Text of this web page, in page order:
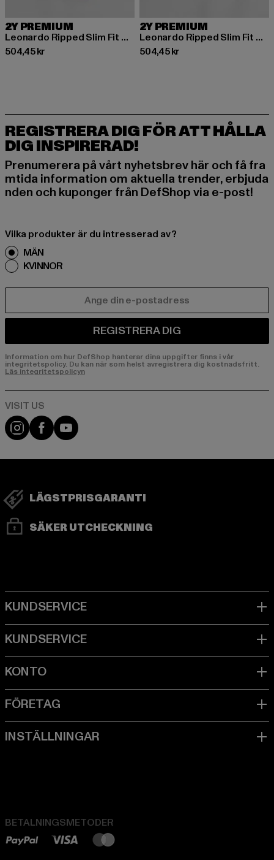
2Y PREMIUM
Leonardo Ripped Slim Fit Shorts
504,45 kr
Nuvarande pris: 504,45 kr
2Y PREMIUM
Leonardo Ripped Slim Fit Shorts
504,45 kr
Nuvarande pris: 504,45 kr
REGISTRERA DIG FÖR ATT HÅLLA
DIG INSPIRERAD!
Prenumerera på vårt nyhetsbrev här och få fra
mtida information om aktuella trender, erbjuda
nden och kuponger från DefShop via e-post!
Vilka produkter är du intresserad av?
MÄN
KVINNOR
REGISTRERA DIG
Information om hur DefShop hanterar dina uppgifter finns i vår
integritetspolicy. Du kan när som helst avregistrera dig kostnadsfritt.
Läs integritetspolicyn
Visit our Instagram page:
Visit our Facebook page:
Visit our YouTube channel:
LÄGSTPRISGARANTI
SÄKER UTCHECKNING
BETALNINGSMETODER